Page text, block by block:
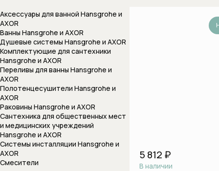
переключателя
Раковины
Аксессуары для ванной Hansgrohe и
AXOR
Ванны Hansgrohe и AXOR
Душевые системы Hansgrohe и AXOR
Комплектующие для сантехники
Hansgrohe и AXOR
Переливы для ванны Hansgrohe и
AXOR
Полотенцесушители Hansgrohe и
AXOR
Раковины Hansgrohe и AXOR
Сантехника для общественных мест
и медицинских учреждений
Hansgrohe и AXOR
Системы инсталляции Hansgrohe и
AXOR
Смесители
5 812 ₽
В наличии